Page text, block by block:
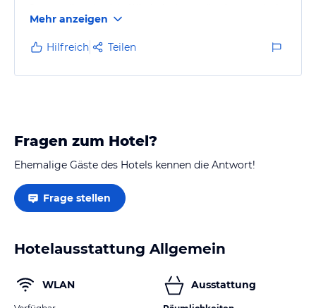
und somit die Zimmer sehr rasch ausgebucht sind.
Mehr anzeigen
Hilfreich Teilen
Fragen zum Hotel?
Ehemalige Gäste des Hotels kennen die Antwort!
Frage stellen
Hotelausstattung Allgemein
WLAN Ausstattung